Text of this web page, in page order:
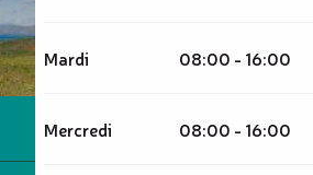
Mardi 08:00 - 16:00
Mercredi 08:00 - 16:00